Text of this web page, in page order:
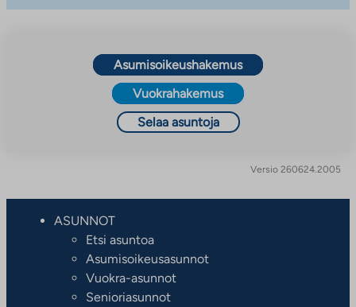
Asumisoikeushakemus
Vuokrahakemus
Selaa asuntoja
Versio 260624.2005
ASUNNOT
Etsi asuntoa
Asumisoikeusasunnot
Vuokra-asunnot
Senioriasunnot